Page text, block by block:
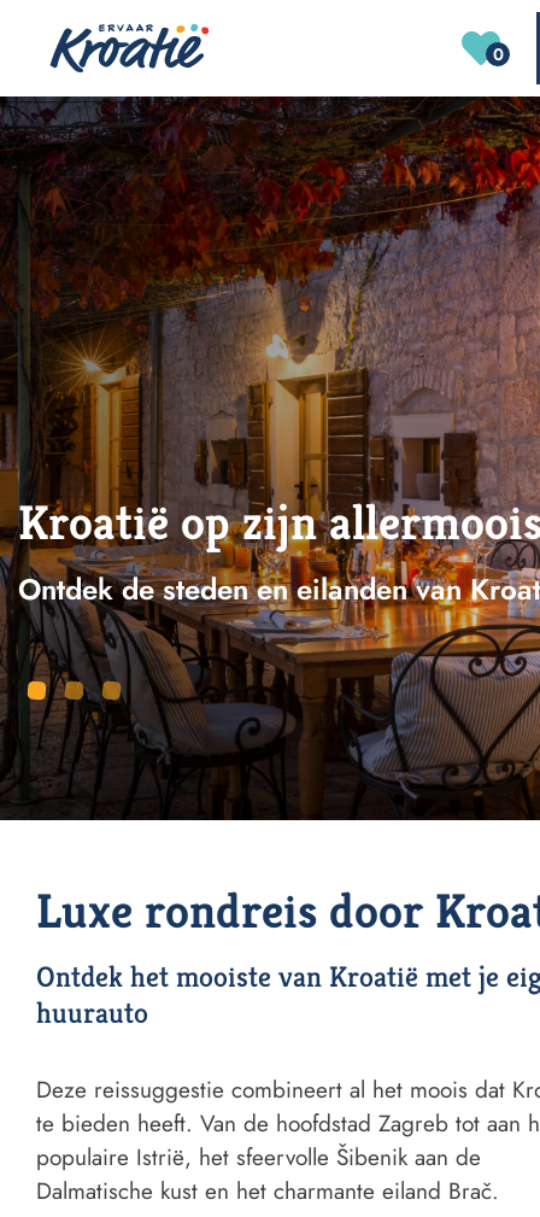
0
Kroatië op zijn
Ontdek de steden en eilanden van
Luxe rondreis door
Ontdek het mooiste van Kroatië met je
huurauto
Deze reissuggestie combineert al het moois dat
te bieden heeft. Van de hoofdstad Zagreb tot aan
populaire Istrië, het sfeervolle Šibenik aan de
Dalmatische kust en het charmante eiland Brač.